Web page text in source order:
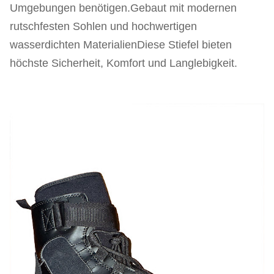
Umgebungen benötigen.Gebaut mit modernen
rutschfesten Sohlen und hochwertigen
wasserdichten MaterialienDiese Stiefel bieten
höchste Sicherheit, Komfort und Langlebigkeit.